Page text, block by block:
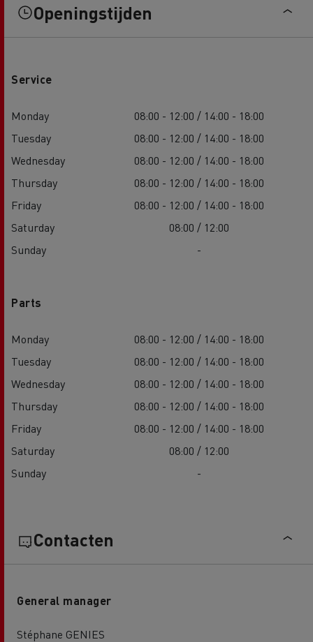
Openingstijden
Service
Monday
08:00 - 12:00 / 14:00 - 18:00
Tuesday
08:00 - 12:00 / 14:00 - 18:00
Wednesday
08:00 - 12:00 / 14:00 - 18:00
Thursday
08:00 - 12:00 / 14:00 - 18:00
Friday
08:00 - 12:00 / 14:00 - 18:00
Saturday
08:00 / 12:00
Sunday
-
Parts
Monday
08:00 - 12:00 / 14:00 - 18:00
Tuesday
08:00 - 12:00 / 14:00 - 18:00
Wednesday
08:00 - 12:00 / 14:00 - 18:00
Thursday
08:00 - 12:00 / 14:00 - 18:00
Friday
08:00 - 12:00 / 14:00 - 18:00
Saturday
08:00 / 12:00
Sunday
-
Contacten
General manager
Stéphane GENIES